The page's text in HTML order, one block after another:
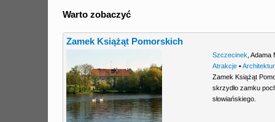
Warto zobaczyć
Zamek Książąt Pomorskich
Szczecinek ,Adama
Atrakcje •
Zamek Książąt
skrzydło zamku
słowiańskiego.